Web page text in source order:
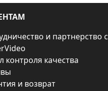
и партнерство с
контроля качества
и возврат